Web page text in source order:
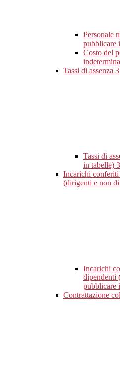
Personale
pubblicare
Costo del
Tassi di assenza 3
Tassi di
in tabelle) 3
Incarichi conferiti
(dirigenti e non
Incarichi
dipendenti
pubblicare
Contrattazione